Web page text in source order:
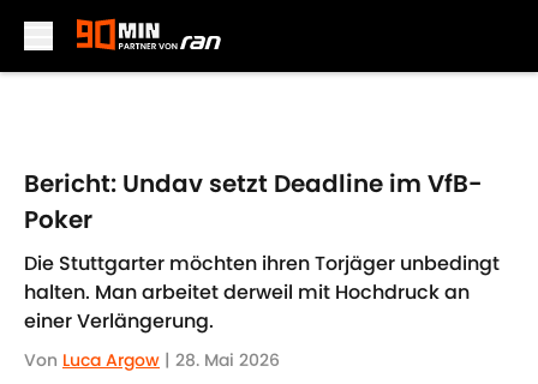
Bericht: Undav setzt Deadline im VfB-
Poker
Die Stuttgarter möchten ihren Torjäger unbedingt
halten. Man arbeitet derweil mit Hochdruck an
einer Verlängerung.
Von Luca Argow | 28. Mai 2026